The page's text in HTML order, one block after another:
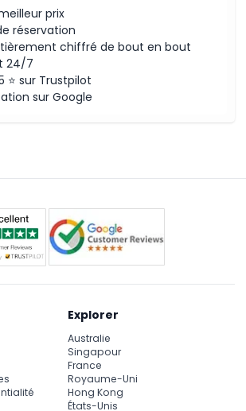
prix
réservation
chiffré de bout en bout
24/7
⭐ sur Trustpilot
sur Google
Explorer
Australie
Singapour
France
Royaume-Uni
Hong Kong
États-Unis